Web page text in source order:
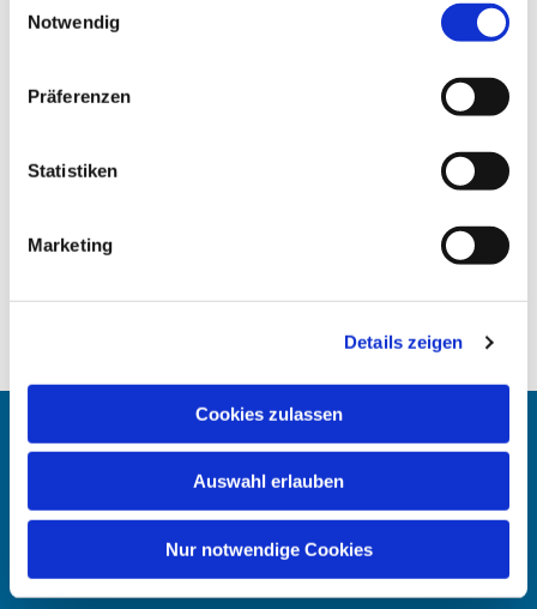
Notwendig
Präferenzen
Statistiken
Marketing
Details zeigen
Cookies zulassen
Auswahl erlauben
Nur notwendige Cookies
Angehörigen-Navi
Kontakt: